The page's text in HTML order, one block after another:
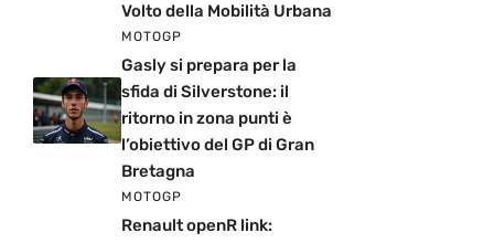
Volto della Mobilità Urbana
MOTOGP
Gasly si prepara per la
sfida di Silverstone: il
ritorno in zona punti è
l’obiettivo del GP di Gran
Bretagna
MOTOGP
Renault openR link: